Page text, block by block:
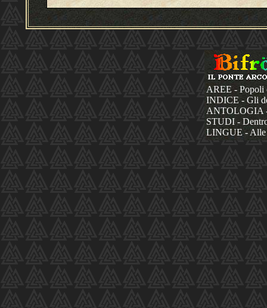
AREE - Popoli
INDICE - Gli
ANTOLOGIA
STUDI -
LINGUE - Alle